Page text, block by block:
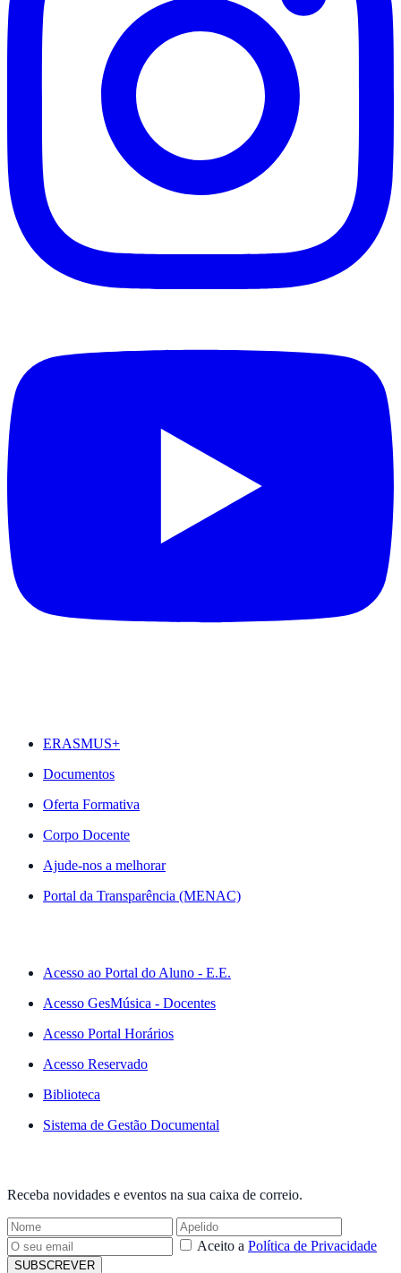
ERASMUS+
Documentos
Oferta Formativa
Corpo Docente
Ajude-nos a melhorar
Portal da Transparência (MENAC)
Acesso ao Portal do Aluno - E.E.
Acesso GesMúsica - Docentes
Acesso Portal Horários
Acesso Reservado
Biblioteca
Sistema de Gestão Documental
Receba novidades e eventos na sua caixa de correio.
Aceito a Política de Privacidade
SUBSCREVER